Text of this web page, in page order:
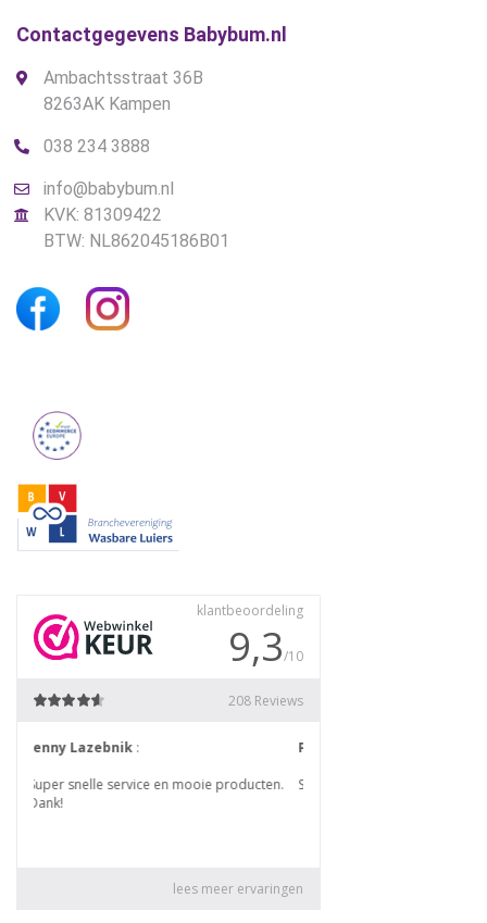
Contactgegevens Babybum.nl
Ambachtsstraat 36B
8263AK Kampen
038 234 3888
info@babybum.nl
KVK: 81309422
BTW: NL862045186B01